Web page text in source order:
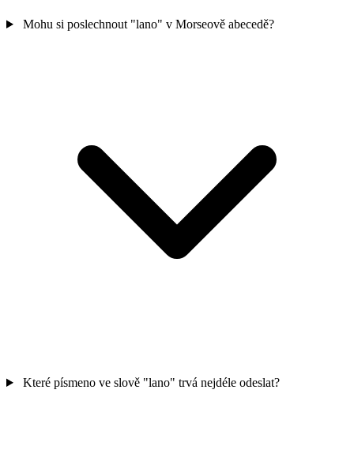
Mohu si poslechnout "lano" v Morseově abecedě?
Které písmeno ve slově "lano" trvá nejdéle odeslat?